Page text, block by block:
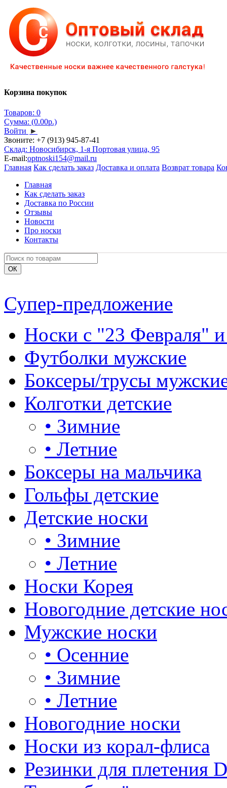
Корзина покупок
Товаров: 0
Сумма: (0.00р.)
Войти ►
Звоните: +7 (913) 945-87-41
Склад: Новосибирск, 1-я Портовая улица, 95
E-mail:optnoski154@mail.ru
Главная Как сделать заказ Доставка и оплата Возврат товара
Главная
Как сделать заказ
Доставка по России
Отзывы
Новости
Про носки
Контакты
Супер-предложение
Носки с "23 Февраля"
Футболки мужские
Боксеры/трусы
Колготки детские
• Зимние
• Летние
Боксеры на мальчика
Гольфы детские
Детские носки
• Зимние
• Летние
Носки Корея
Новогодние детские
Мужские носки
• Осенние
• Зимние
• Летние
Новогодние носки
Носки из корал-флиса
Резинки для плетения